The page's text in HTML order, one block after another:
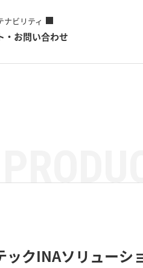
ナビリティ
・お問い合わせ
ックINAソリューシ